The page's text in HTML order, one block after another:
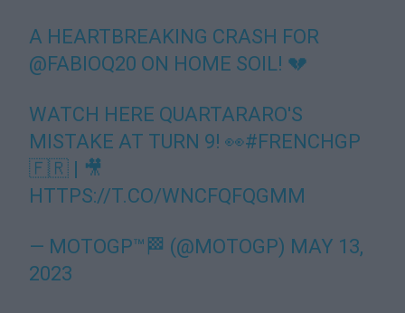
A HEARTBREAKING CRASH FOR
@FABIOQ20 ON HOME SOIL! 💔
WATCH HERE QUARTARARO'S
MISTAKE AT TURN 9! 👀#FRENCHGP
🇫🇷 | 🎥
HTTPS://T.CO/WNCFQFQGMM
— MOTOGP™🏁 (@MOTOGP) MAY 13,
2023